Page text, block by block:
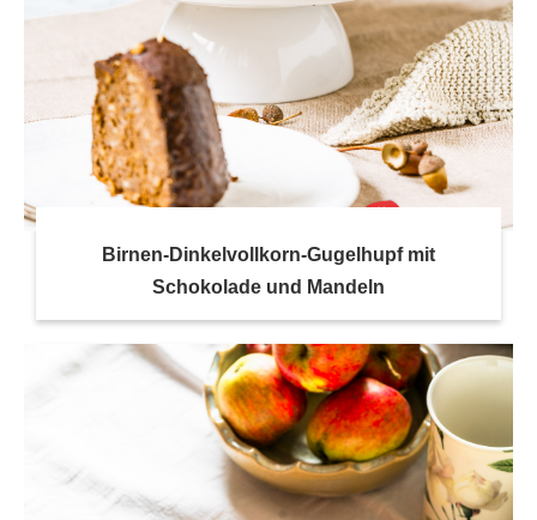
Birnen-Dinkelvollkorn-Gugelhupf mit
Schokolade und Mandeln